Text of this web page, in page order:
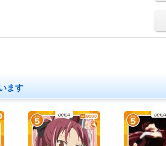
ます